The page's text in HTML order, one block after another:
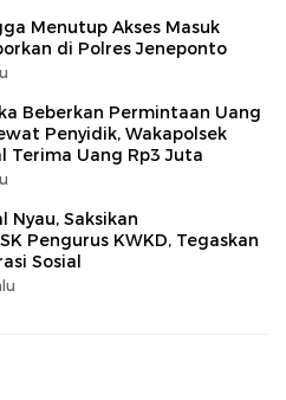
Menutup Akses Masuk
di Polres Jeneponto
Beberkan Permintaan Uang
Penyidik, Wakapolsek
Terima Uang Rp3 Juta
Nyau, Saksikan
Pengurus KWKD, Tegaskan
Sosial